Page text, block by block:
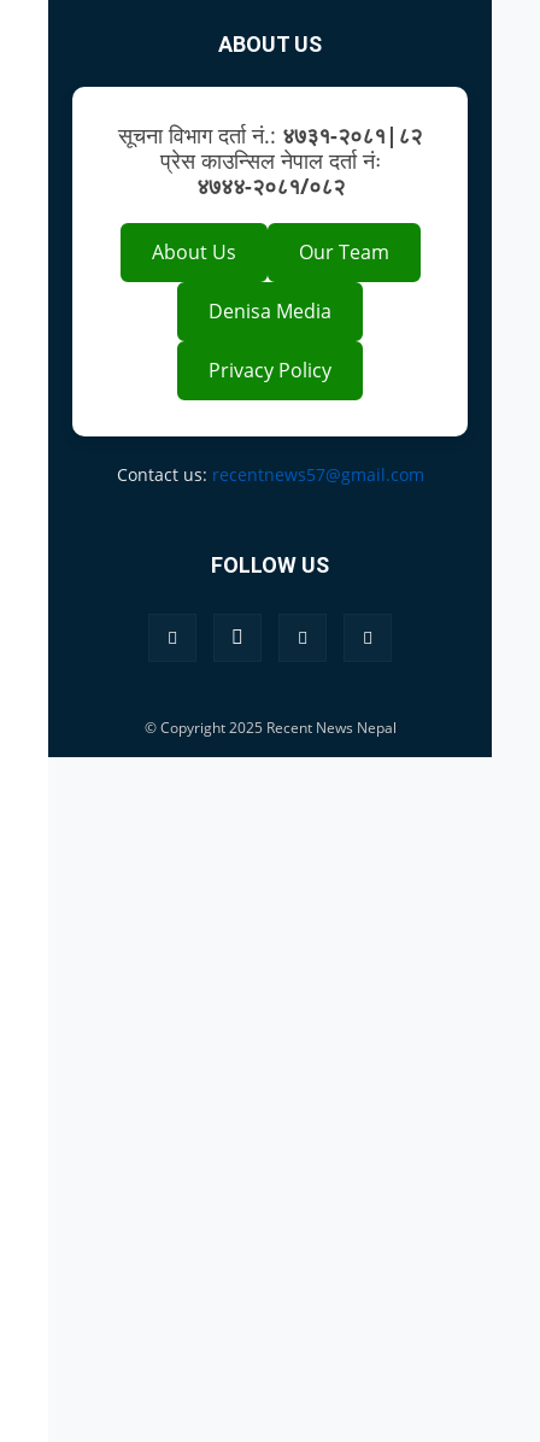
ABOUT US
सूचना विभाग दर्ता नं.: ४७३१-२०८१|८२
प्रेस काउन्सिल नेपाल दर्ता नंः
४७४४-२०८१/०८२
About Us Our Team
Denisa Media
Privacy Policy
Contact us: recentnews57@gmail.com
FOLLOW US
© Copyright 2025 Recent News Nepal